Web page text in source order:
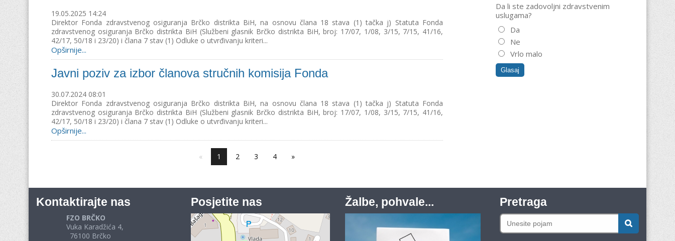
19.05.2025 14:24
Direktor Fonda zdravstvenog osiguranja Brčko distrikta BiH, na osnovu člana 18 stava (1) tačka j) Statuta Fonda
zdravstvenog osiguranja Brčko distrikta BiH (Službeni glasnik Brčko distrikta BiH, broj: 17/07, 1/08, 3/15, 7/15, 41/16,
42/17, 50/18 i 23/20) i člana 7 stav (1) Odluke o utvrđivanju kriteri...
Opširnije...
Javni poziv za izbor članova stručnih komisija Fonda
30.07.2024 08:01
Direktor Fonda zdravstvenog osiguranja Brčko distrikta BiH, na osnovu člana 18 stava (1) tačka j) Statuta Fonda
zdravstvenog osiguranja Brčko distrikta BiH (Službeni glasnik Brčko distrikta BiH, broj: 17/07, 1/08, 3/15, 7/15, 41/16,
42/17, 50/18 i 23/20) i člana 7 stav (1) Odluke o utvrđivanju kriteri...
Opširnije...
1 2 3 4
Da li ste zadovoljni zdravstvenim
uslugama?
Da
Ne
Vrlo malo
Kontaktirajte nas
FZO BRČKO
Vuka Karadžića 4,
76100 Brčko
Posjetite nas Žalbe, pohvale... Pretraga